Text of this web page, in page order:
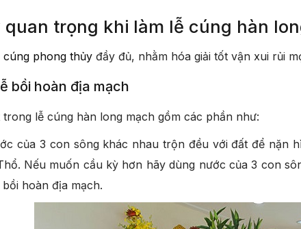
quan trọng khi làm lễ cúng hàn
cúng phong thủy đầy đủ, nhằm hóa giải tốt vận xui rủi
bồi hoàn địa mạch
trong lễ cúng hàn long mạch gồm các phần như:
của 3 con sông khác nhau trộn đều với đất để nặn
Nếu muốn cầu kỳ hơn hãy dùng nước của 3 con
hoàn địa mạch.